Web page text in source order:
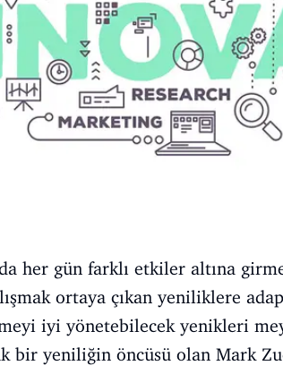
her gün farklı etkiler altına
ortaya çıkan yeniliklere
iyi yönetebilecek yenikleri
bir yeniliğin öncüsü olan Mark